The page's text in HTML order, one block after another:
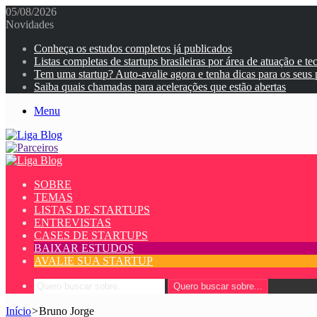
05/08/2026
Novidades
Conheça os estudos completos já publicados
Listas completas de startups brasileiras por área de atuação e
Tem uma startup? Auto-avalie agora e tenha dicas para os seus
Saiba quais chamadas para acelerações que estão abertas
Menu
SOBRE
TEMAS
LISTAS DE STARTUPS
ENTREVISTAS
CASES DE STARTUPS
BAIXAR ESTUDOS
AVALIE SUA STARTUP
Quero buscar sobre...
Início>Bruno Jorge